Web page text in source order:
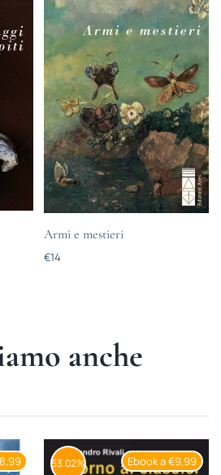
Armi e mestieri
€14
anche
Ebook a €9,99
53.02%